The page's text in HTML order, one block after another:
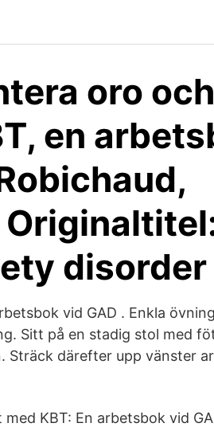
oro och
en
disorder
vid GAD . Enkla
Sitt på en stadig stol med
därefter upp vänster
KBT: En arbetsbok vid